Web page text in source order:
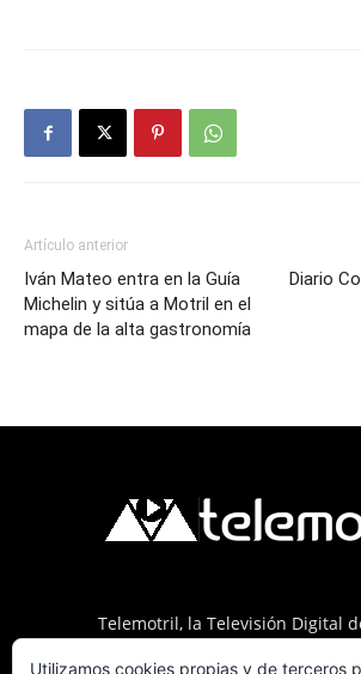
Artículo anterior
Iván Mateo entra en la Guía
Michelin y sitúa a Motril en el
mapa de la alta gastronomía
Diario
Telemotril, la Televisión Digital
Utilizamos cookies propias y de terceros